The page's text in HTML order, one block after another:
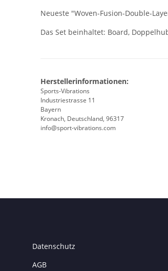
Neueste "Woven-Fusion-Double-
Das Set beinhaltet: Board,
Herstellerinformationen:
Sports-Vibrations
Industriestrasse 11
Bayern
Kronach, Deutschland, 96317
info@sport-vibrations.com
Datenschutz
AGB